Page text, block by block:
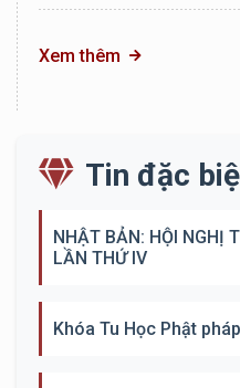
Xem thêm
Tin đặc
NHẬT BẢN: HỘI NGHỊ
LẦN THỨ IV
Khóa Tu Học Phật